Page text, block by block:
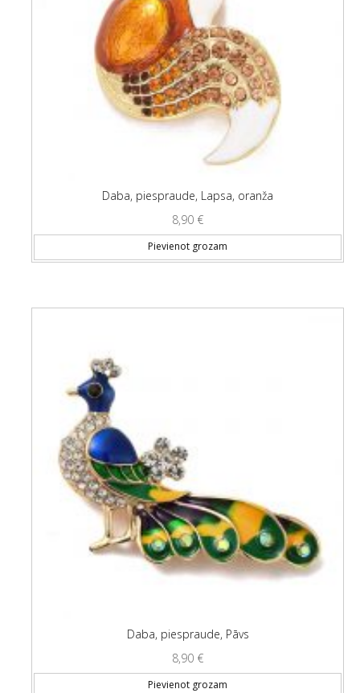
Daba, piespraude, Lapsa, oranža
8,90 €
Pievienot grozam
Daba, piespraude, Pāvs
8,90 €
Pievienot grozam